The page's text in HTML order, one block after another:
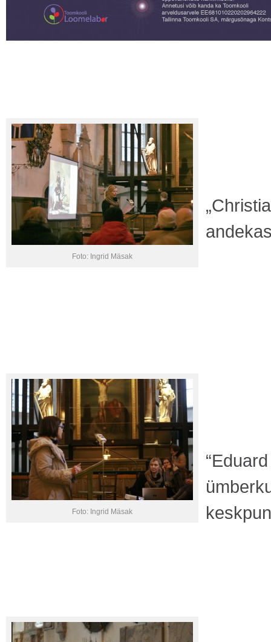
Foto: Ingrid Mäsak
Foto: Ingrid Mäsak